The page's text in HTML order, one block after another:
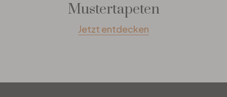
Mustertapeten
Jetzt entdecken